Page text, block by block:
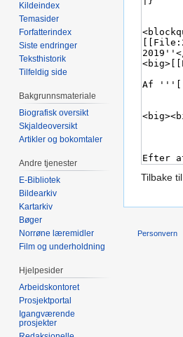
Tilbake til
Kildeindex
Temasider
Forfatterindex
Siste endringer
Teksthistorik
Tilfeldig side
Bakgrunnsmateriale
Biografisk oversikt
Skjaldeoversikt
Artikler og bokomtaler
Andre tjenester
E-Bibliotek
Bildearkiv
Kartarkiv
Bøger
Norrøne læremidler
Film og underholdning
Hjelpesider
Arbeidskontoret
Prosjektportal
Igangværende
prosjekter
Personvern